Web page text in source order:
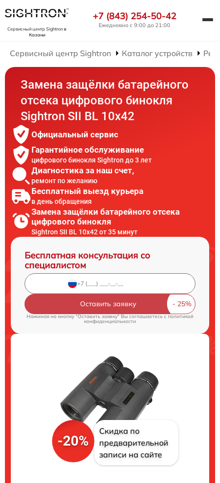
Сервисный центр Sightronв
Казани
+7 (843) 254-50-42
Ежедневно с 9:00 до 21:00
Сервисный центр Sightron Каталог устройств
Замена защёлки батарейного
отсека цифрового бинокля
Sightron SII BL 10x42
Официальный сервис
Гарантийное обслуживание
цифрового бинокля Sightron до 3 лет
Диагностика за наш счет,
ремонт по желанию
Бесплатный выезд курьера
в день обращения
Замена защёлки батарейного отсека
цифрового бинокля
Sightron SII BL 10x42 от 35 минут
Бесплатная консультация со
специалистом
Оставить заявку
Нажимая на кнопку "Оставить заявку" Вы соглашаетесь cполитикой
конфиденциальности
-20%
Скидка по
предварительной
записи на сайте